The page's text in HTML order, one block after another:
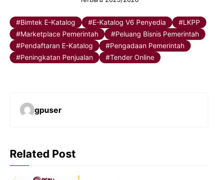
Bimtek E-Katalog E-Katalog V6 Penyedia
LKPP
Marketplace Pemerintah
Peluang Bisnis Pemerintah
Pendaftaran E-Katalog
Pengadaan Pemerintah
Peningkatan Penjualan
Tender Online
gpuser
Related Post